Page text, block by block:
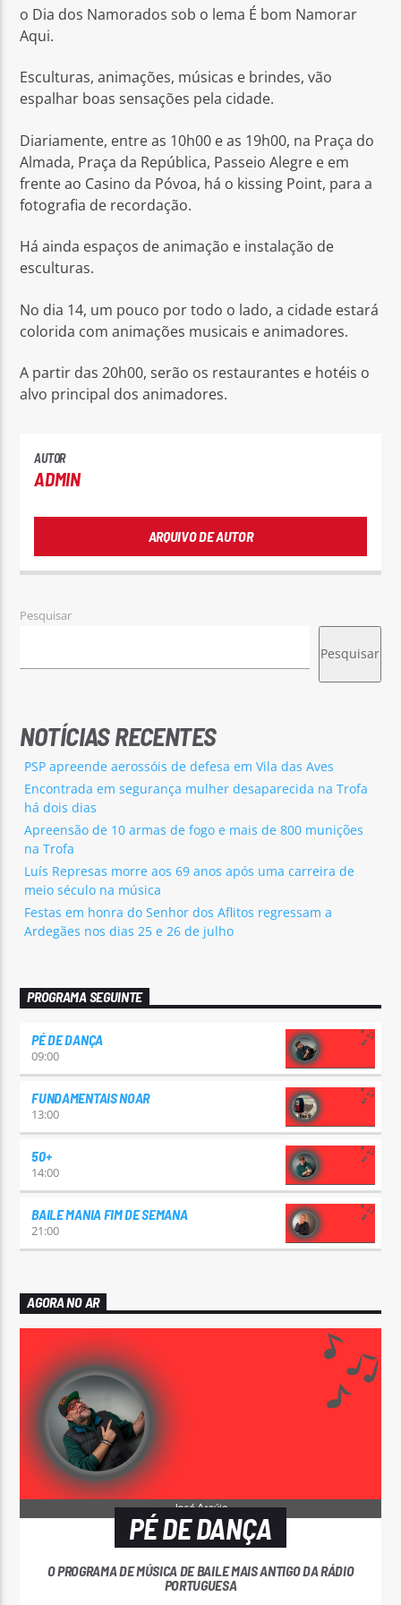
o Dia dos Namorados sob o lema É bom Namorar
Aqui.
Esculturas, animações, músicas e brindes, vão
espalhar boas sensações pela cidade.
Diariamente, entre as 10h00 e as 19h00, na Praça do
Almada, Praça da República, Passeio Alegre e em
frente ao Casino da Póvoa, há o kissing Point, para a
fotografia de recordação.
Há ainda espaços de animação e instalação de
esculturas.
No dia 14, um pouco por todo o lado, a cidade estará
colorida com animações musicais e animadores.
A partir das 20h00, serão os restaurantes e hotéis o
alvo principal dos animadores.
AUTOR
ADMIN
ARQUIVO DE AUTOR
Pesquisar
Pesquisar
NOTÍCIAS RECENTES
PSP apreende aerossóis de defesa em Vila das Aves
Encontrada em segurança mulher desaparecida na Trofa
há dois dias
Apreensão de 10 armas de fogo e mais de 800 munições
na Trofa
Luís Represas morre aos 69 anos após uma carreira de
meio século na música
Festas em honra do Senhor dos Aflitos regressam a
Ardegães nos dias 25 e 26 de julho
PROGRAMA SEGUINTE
PÉ DE DANÇA
09:00
FUNDAMENTAIS NOAR
13:00
50+
14:00
BAILE MANIA FIM DE SEMANA
21:00
AGORA NO AR
PÉ DE DANÇA
O PROGRAMA DE MÚSICA DE BAILE MAIS ANTIGO DA RÁDIO
PORTUGUESA